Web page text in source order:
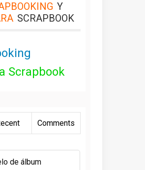
Y
SCRAPBOOK
Scrapbook
Comments
de álbum